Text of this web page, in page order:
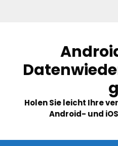
content
g
Holen Sie leicht Ihre
Android- und